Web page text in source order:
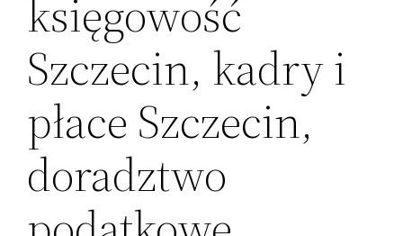
księgowość
Szczecin, kadry i
płace Szczecin,
doradztwo